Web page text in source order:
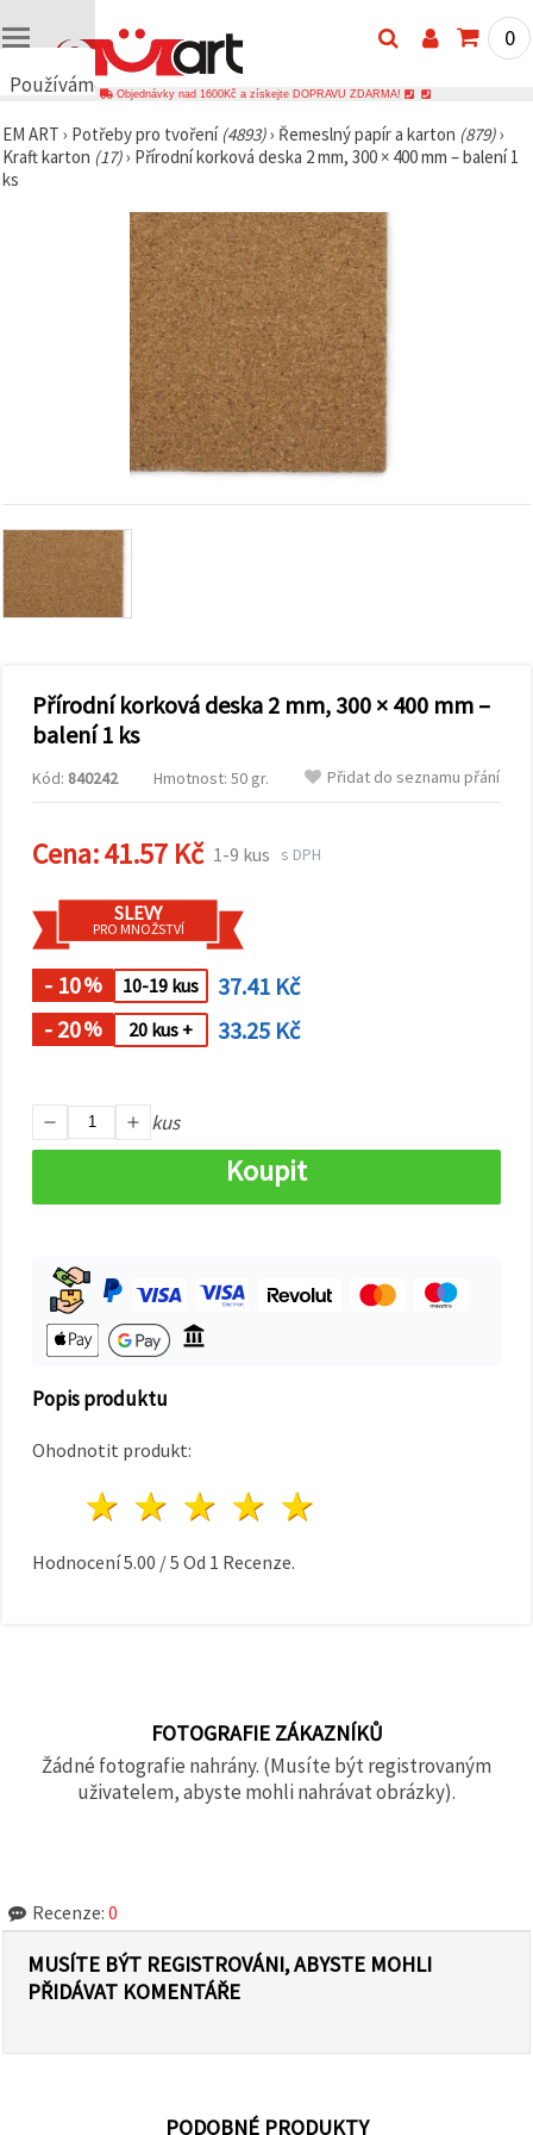
Používáme
🍪
Používáme
cookies a
zobrazovali
obsah a
reklamu, a
to i s
pomocí
našich
marketing.
Můžete
souhlasit s
všech
cookies
"Přijmout
uvést své
preference v
Nastavení
výběrem
daného
typu
cookies a
kliknutím
Přijmout
0
Objednávky nad 1600Kč a získejte DOPRAVU ZDARMA!
EM ART › Potřeby pro tvoření (4893)› Řemeslný papír a karton (879)›
Kraft karton (17)› Přírodní korková deska 2 mm, 300 × 400 mm – balení 1
ks
Přírodní korková deska 2 mm, 300 × 400 mm –
balení 1 ks
Kód: 840242 Hmotnost: 50 gr. Přidat do seznamu přání
Cena:41.57 Kč 1-9 kus s DPH
SLEVY
PRO MNOŽSTVÍ
- 10% 10-19 kus
37.41 Kč
- 20% 20 kus + 33.25 Kč
kus
Koupit
Popis produktu
Ohodnotit produkt:
4 hvězdy
3 hvězdy
2 hvězdy
1 hvězda
Hodnocení5.00 /5 Od 1 Recenze.
FOTOGRAFIE ZÁKAZNÍKŮ
Žádné fotografie nahrány. (Musíte být registrovaným
uživatelem, abyste mohli nahrávat obrázky).
Recenze: 0
MUSÍTE BÝT REGISTROVÁNI, ABYSTE MOHLI
PŘIDÁVAT KOMENTÁŘE
PODOBNÉ PRODUKTY